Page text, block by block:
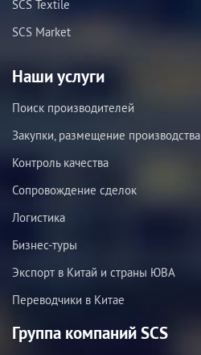
SCS Textile
SCS Market
Наши услуги
Поиск производителей
Закупки, размещение производства
Контроль качества
Сопровождение сделок
Логистика
Бизнес-туры
Экспорт в Китай и страны ЮВА
Переводчики в Китае
Группа компаний SCS